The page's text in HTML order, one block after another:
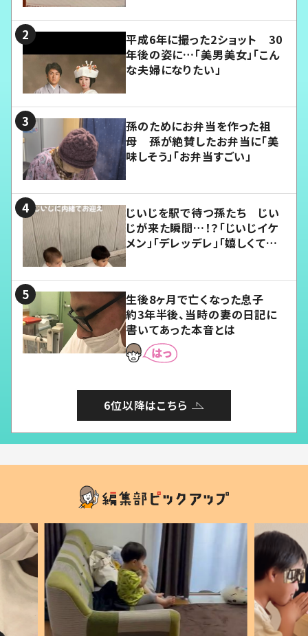
平成6年に撮った2ショット 30
年後の姿に…「美男美女」「こん
な夫婦になりたい」
孫のためにお弁当を作った祖
母 孫が絶賛したお弁当に「美
味しそう」「お弁当すごい」
じいじを駅で待つ孫たち じい
じが来た瞬間…！？「じいじイケ
メン」「デレッデレ」「嬉しくて可
生後8ヶ月で亡くなった息子
約3年半後、当時の妻の日記に
書いてあった本音とは
6位以降はこちら